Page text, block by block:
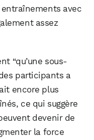
avec
assez
“qu’une sous-
participants a
encore plus
ce qui suggère
devenir de
la force